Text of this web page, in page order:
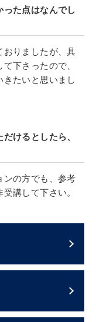
た点はなんでし
りましたが、具
下さったので、
たいと思いまし
けるとしたら、
の方でも、参考
講して下さい。